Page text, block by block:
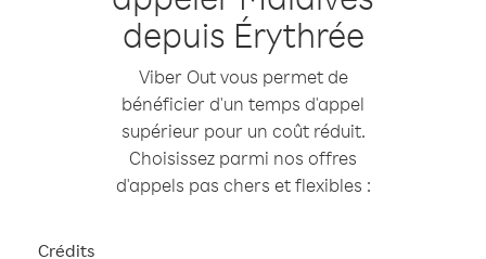
depuis Érythrée
Viber Out vous permet de
bénéficier d'un temps d'appel
supérieur pour un coût réduit.
Choisissez parmi nos offres
d'appels pas chers et flexibles :
Crédits